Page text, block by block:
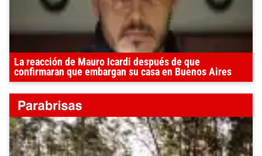
La reacción de Mauro Icardi después de que
confirmaran que embargan su casa en Buenos Aires